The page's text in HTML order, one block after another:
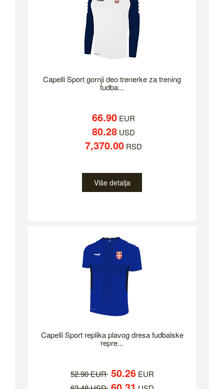
Capelli Sport gornji deo trenerke za trening
fudba...
66.90EUR
80.28USD
7,370.00RSD
Više detalja
Capelli Sport replika plavog dresa fudbalske
repre...
52.90 EUR 50.26EUR